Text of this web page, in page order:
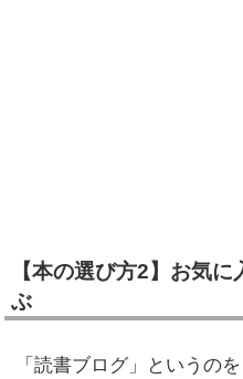
【本の選び方2】お気
ぶ
「読書ブログ」というの